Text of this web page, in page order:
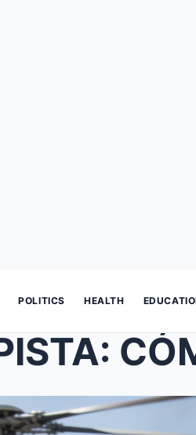
POLITICS HEALTH